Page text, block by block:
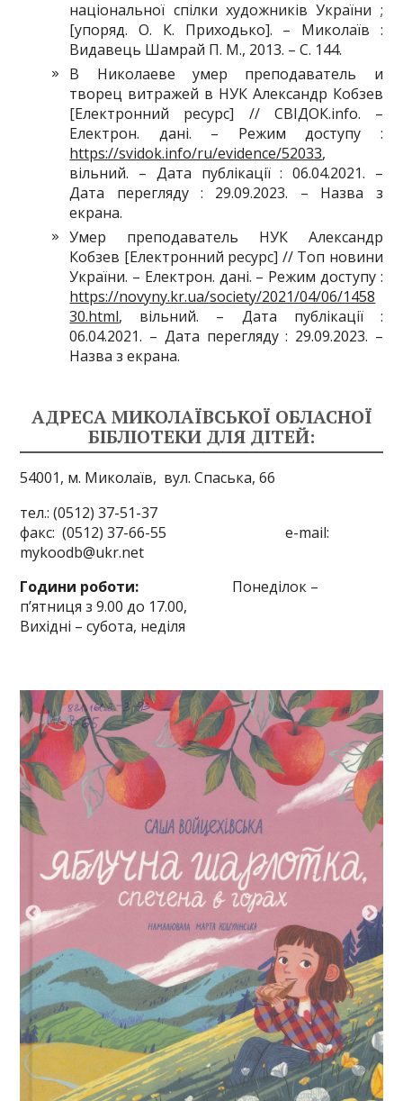
національної спілки художників України ;
[упоряд. О. К. Приходько]. – Миколаїв :
Видавець Шамрай П. М., 2013. – С. 144.
В Николаеве умер преподаватель и
творец витражей в НУК Александр Кобзев
[Електронний ресурс] // СВІДОК.info. –
Електрон. дані. – Режим доступу :
https://svidok.info/ru/evidence/52033,
вільний. – Дата публікації : 06.04.2021. –
Дата перегляду : 29.09.2023. – Назва з
екрана.
Умер преподаватель НУК Александр
Кобзев [Електронний ресурс] // Топ новини
України. – Електрон. дані. – Режим доступу :
https://novyny.kr.ua/society/2021/04/06/1458
30.html, вільний. – Дата публікації :
06.04.2021. – Дата перегляду : 29.09.2023. –
Назва з екрана.
АДРЕСА МИКОЛАЇВСЬКОЇ ОБЛАСНОЇ
БІБЛІОТЕКИ ДЛЯ ДІТЕЙ:
54001, м. Миколаїв, вул. Спаська, 66
тел.: (0512) 37-51-37
факс: (0512) 37-66-55 e-mail:
mykoodb@ukr.net
Години роботи: Понеділок –
п’ятниця з 9.00 до 17.00,
Вихідні – субота, неділя